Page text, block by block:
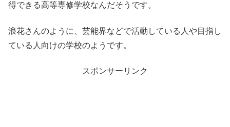
得できる高等専修学校なんだそうです。
浪花さんのように、芸能界などで活動している人や目指し
ている人向けの学校のようです。
スポンサーリンク